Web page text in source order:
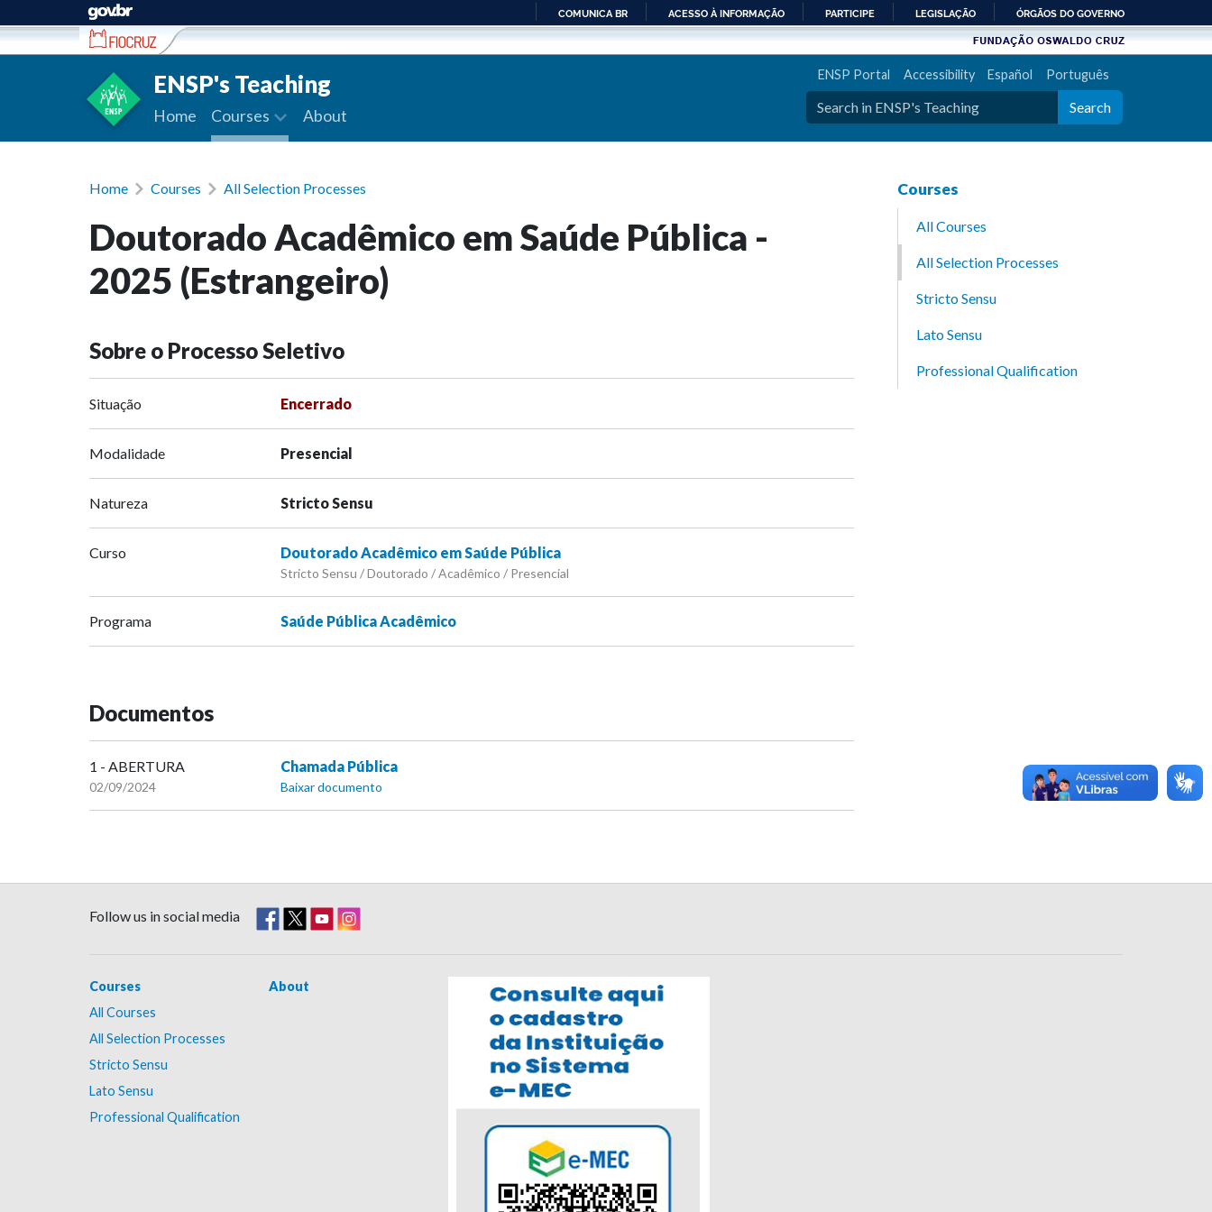
Ir para conteúdo
PARA
COMUNICA BR ACESSO À INFORMAÇÃO PARTICIPE LEGISLAÇÃO ÓRGÃOS DO GOVERNO
ENSP's Teaching
Home Courses About
ENSP Portal Accessibility Español Português
Search
Home Courses All Selection Processes
Doutorado Acadêmico em Saúde Pública -
2025 (Estrangeiro)
Sobre o Processo Seletivo
Situação Encerrado
Modalidade Presencial
Natureza Stricto Sensu
Curso Doutorado Acadêmico em Saúde Pública
Stricto Sensu / Doutorado / Acadêmico / Presencial
Programa Saúde Pública Acadêmico
Documentos
1 - ABERTURA
02/09/2024
Chamada Pública
Baixar documento
Courses
All Courses
All Selection Processes
Stricto Sensu
Lato Sensu
Professional Qualification
Follow us in social media
Courses
All Courses
All Selection Processes
Stricto Sensu
Lato Sensu
Professional Qualification
About